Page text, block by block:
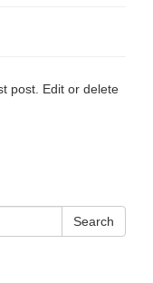
post. Edit or delete
Search